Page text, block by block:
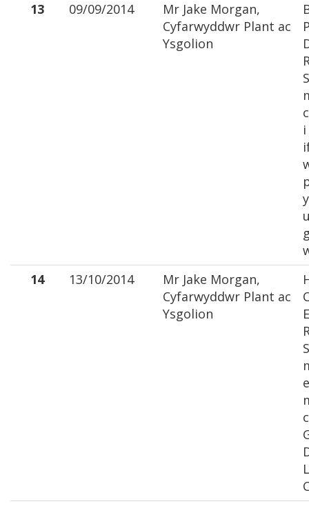
13
09/09/2014
Mr Jake Morgan,
Cyfarwyddwr Plant ac
Ysgolion
14
13/10/2014
Mr Jake Morgan,
Cyfarwyddwr Plant ac
Ysgolion